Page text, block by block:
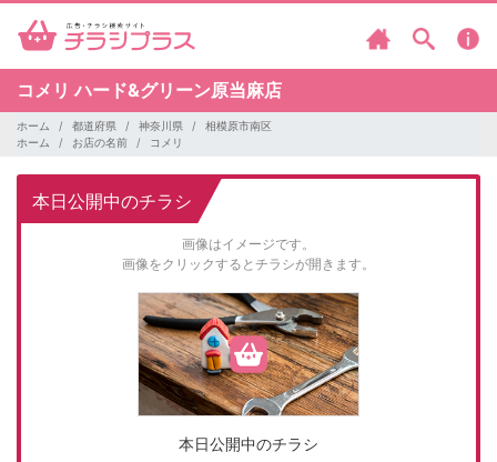
コメリハード&グリーン原当麻店
ホーム 都道府県 神奈川県
相模原市南区
ホーム
お店の名前 コメリ
本日公開中のチラシ
画像はイメージです。
画像をクリックするとチラシが開きます。
本日公開中のチラシ